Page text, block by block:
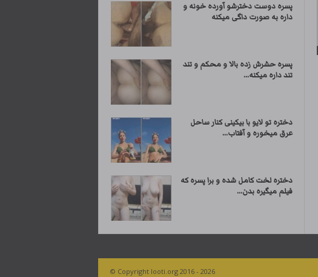
پسره دوست دخترشو آورده خونه و
داره به صورت داگی میکنه
پسره حشرش زده بالا و محکم و تند
تند داره میکنه...
دختره تو لایو با بیکینی کنار ساحل
عرق میخوره و آفتاب...
دختره لخت کامل شده و برا پسره که
فیلم میگیره بدن...
© Copyright looti.org 2016 - 2026